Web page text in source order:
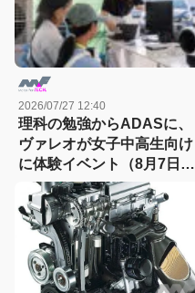
2026/07/27 12:40
理科の勉強からADASに、
ヴァレオが女子中高生向け
に体験イベント（8月7日締
切）